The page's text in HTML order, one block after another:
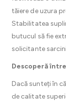
tăiere de uzura
Stabilitatea
butucul să fie
solicitante
Descoperă
Dacă sunteți în
de calitate